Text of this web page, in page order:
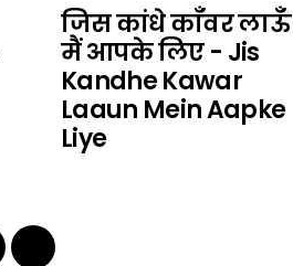
जिस कांधे काँवर लाऊँ
मैं आपके लिए - Jis
Kandhe Kawar
Laaun Mein Aapke
Liye